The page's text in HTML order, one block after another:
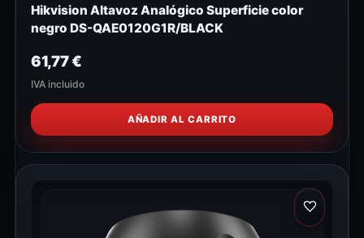
Hikvision Altavoz Analógico Superficie color
negro DS-QAE0120G1R/BLACK
61,77€
IVA incluido
AÑADIR AL CARRITO